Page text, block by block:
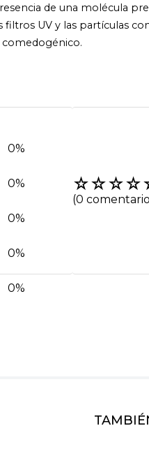
de una molécula
filtros UV y las
comedogénico.
☆☆☆☆
(0
0%
0%
0%
0%
0%